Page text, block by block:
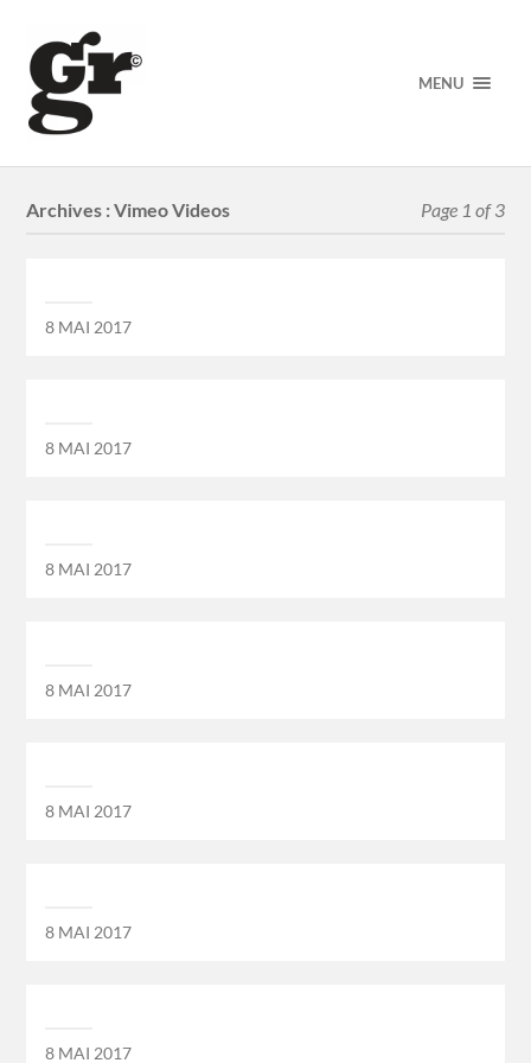
MENU
Archives :Vimeo Videos Page 1 of 3
8 MAI 2017
8 MAI 2017
8 MAI 2017
8 MAI 2017
8 MAI 2017
8 MAI 2017
8 MAI 2017